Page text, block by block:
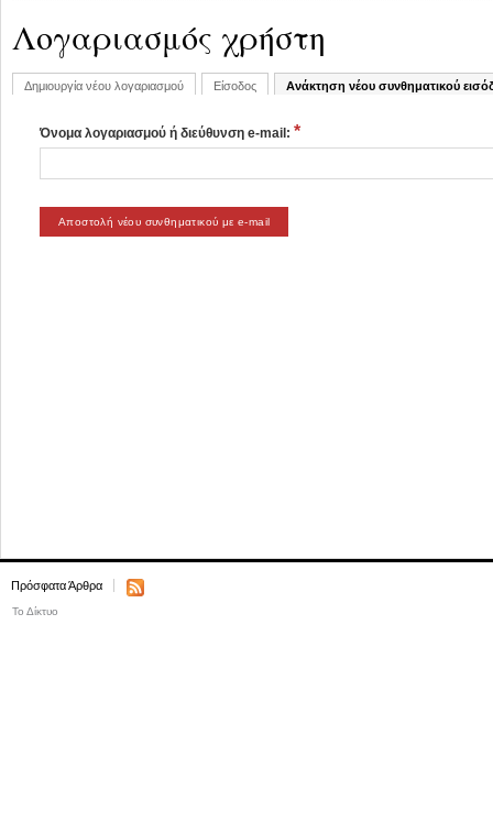
Λογαριασμός χρήστη
Δημιουργία νέου λογαριασμού Είσοδος Ανάκτηση νέου συνθηματικού
Όνομα λογαριασμού ή διεύθυνση e-mail: *
Πρόσφατα Άρθρα
Το Δίκτυο